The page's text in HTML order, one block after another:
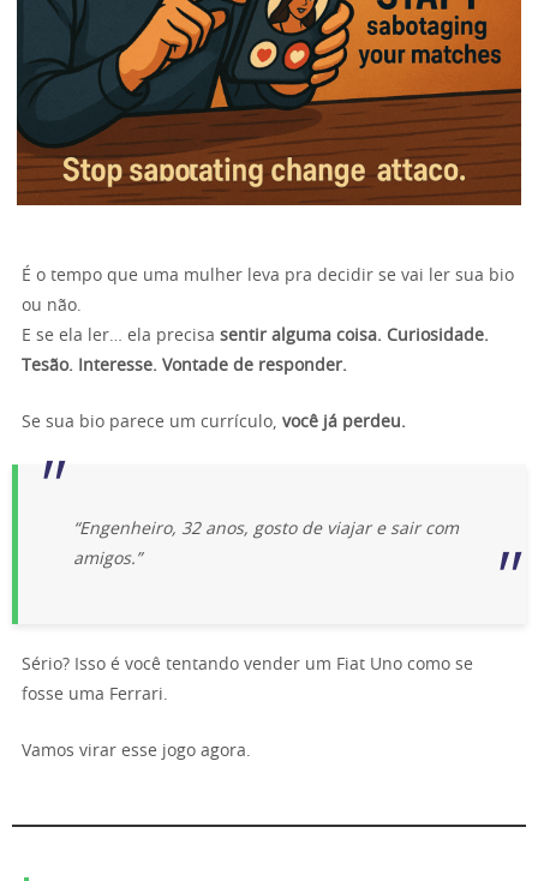
É o tempo que uma mulher leva pra decidir se vai ler sua bio
ou não.
E se ela ler… ela precisa sentir alguma coisa. Curiosidade.
Tesão. Interesse. Vontade de responder.
Se sua bio parece um currículo, você já perdeu.
“Engenheiro, 32 anos, gosto de viajar e sair com
amigos.”
Sério? Isso é você tentando vender um Fiat Uno como se
fosse uma Ferrari.
Vamos virar esse jogo agora.